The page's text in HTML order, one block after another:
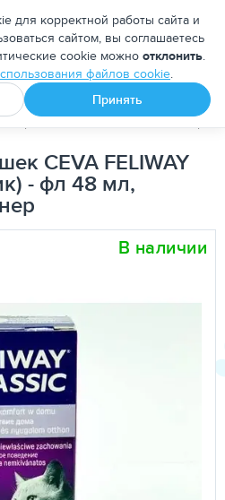
Москва
От блох и клещей
Зоогигиенические
CEVA FELIWAY
- фл 48 мл,
В наличии
для корректной работы сайта и
сайтом, вы соглашаетесь
cookie можноотклонить.
файлов cookie.
Принять